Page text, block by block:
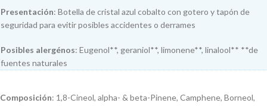
Presentación: Botella de cristal azul cobalto con gotero y tapón de
seguridad para evitir posibles accidentes o derrames
Posibles alergénos: Eugenol**, geraniol**, limonene**, linalool** **de
fuentes naturales
Composición: 1,8-Cineol, alpha- & beta-Pinene, Camphene, Borneol,